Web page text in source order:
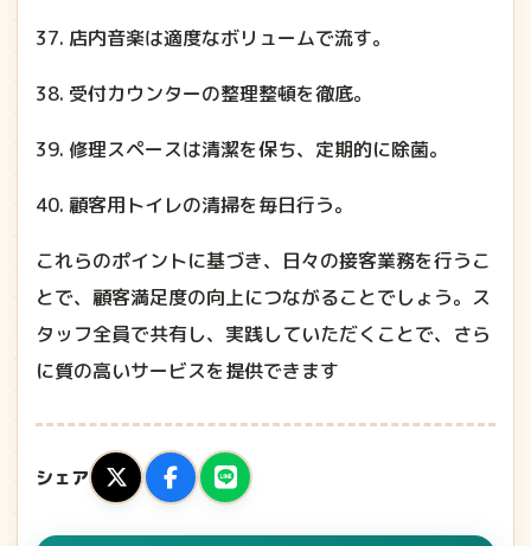
37. 店内音楽は適度なボリュームで流す。
38. 受付カウンターの整理整頓を徹底。
39. 修理スペースは清潔を保ち、定期的に除菌。
40. 顧客用トイレの清掃を毎日行う。
これらのポイントに基づき、日々の接客業務を行うこ
とで、顧客満足度の向上につながることでしょう。ス
タッフ全員で共有し、実践していただくことで、さら
に質の高いサービスを提供できます
シェア